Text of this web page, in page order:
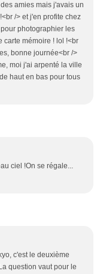
amies mais j'avais un
/> et j'en profite chez
photographier les
carte mémoire ! lol !<br
bonne journée<br />
moi j'ai arpenté la ville
haut en bas pour tous
ciel !On se régale...
c'est le deuxième
question vaut pour le